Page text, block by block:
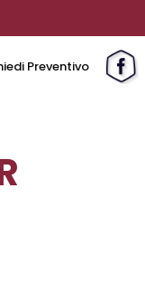
Preventivo